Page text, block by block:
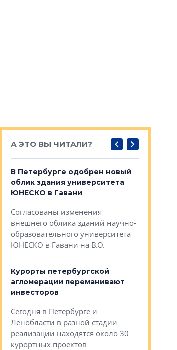
А ЭТО ВЫ ЧИТАЛИ?
В Петербурге одобрен новый
облик здания университета
ЮНЕСКО в Гавани
Согласованы изменения
внешнего облика зданий научно-
образовательного университета
ЮНЕСКО в Гавани на В.О.
Курорты петербургской
агломерации переманивают
инвесторов
Сегодня в Петербурге и
Ленобласти в разной стадии
реализации находятся около 30
курортных проектов